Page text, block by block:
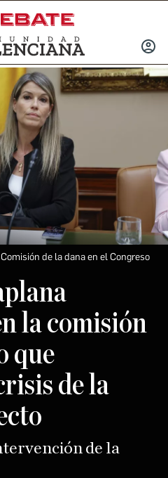
INICIAR
SESIÓN
de la dana en el Congreso
la comisión
que
de la
de la